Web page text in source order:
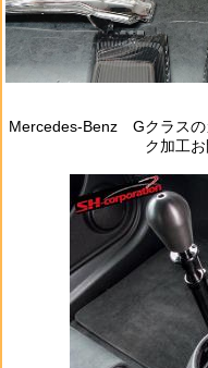
Mercedes‐Benz Gクラスの
ク加工